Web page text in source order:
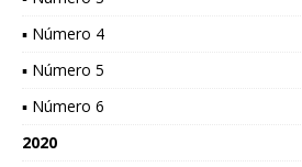
▪ Número 4
▪ Número 5
▪ Número 6
2020